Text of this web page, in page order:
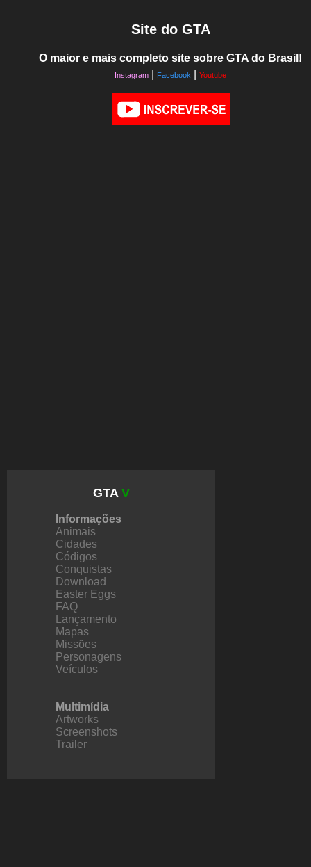
Site do GTA
O maior e mais completo site sobre GTA do Brasil!
Instagram Facebook Youtube
GTA V
Informações
Animais
Cidades
Códigos
Conquistas
Download
Easter Eggs
FAQ
Lançamento
Mapas
Missões
Personagens
Veículos
Multimídia
Artworks
Screenshots
Trailer